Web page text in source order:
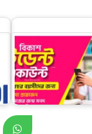
বিকাশের স্টুডেন্ট
অ্যাকাউন্ট ক্যাশলেস
লেনদেনে…